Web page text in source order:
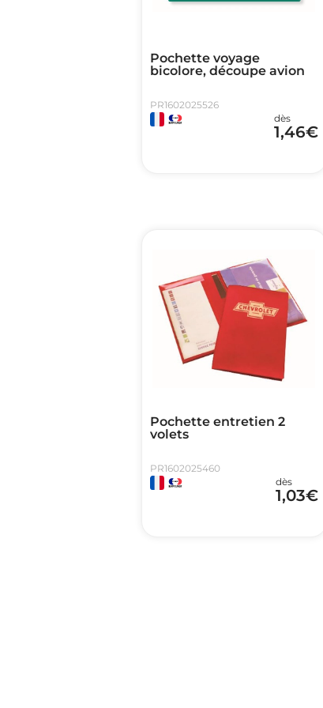
Pochette voyage
bicolore, découpe avion
PR1602025526
dès
1,46€
Pochette entretien 2
volets
PR1602025460
dès
1,03€